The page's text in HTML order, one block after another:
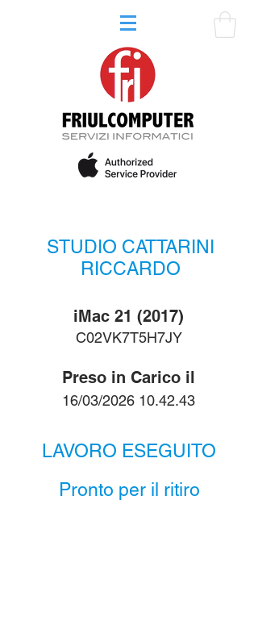
STUDIO CATTARINI
RICCARDO
C02VK7T5H7JY
iMac 21 (2017)
Preso in Carico il
16/03/2026 10.42.43
LAVORO ESEGUITO
Pronto per il ritiro